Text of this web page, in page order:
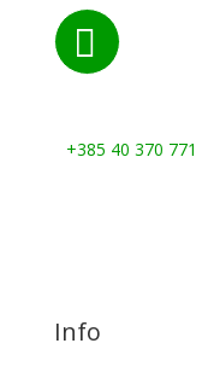

+385 40 370 771
Info